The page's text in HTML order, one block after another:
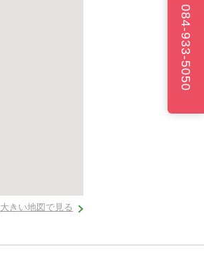
084-933-5050
大きい地図で見る